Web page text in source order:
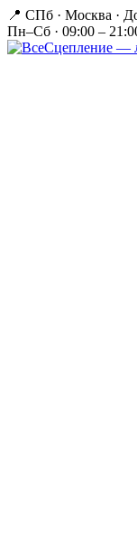
📍 СПб · Москва ·
Пн–Сб · 09:00 –